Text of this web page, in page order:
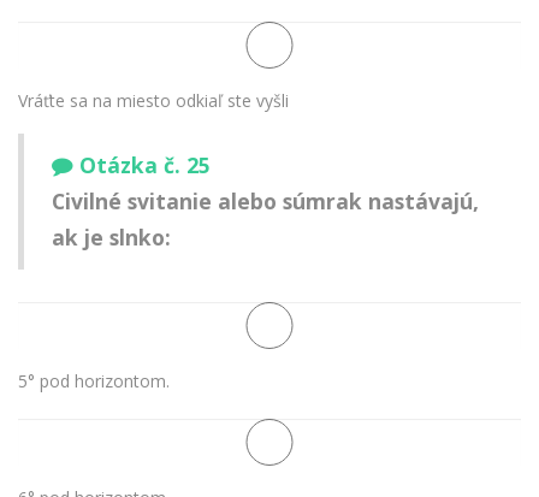
Vráťte sa na miesto odkiaľ ste vyšli
Otázka č. 25
Civilné svitanie alebo súmrak nastávajú,
ak je slnko:
5° pod horizontom.